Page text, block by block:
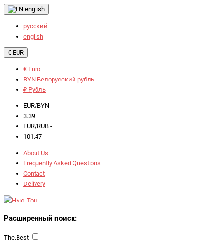
english
русский
english
€ EUR
€ Euro
BYN Белорусский рубль
₽ Рубль
EUR/BYN -
3.39
EUR/RUB -
101.47
About Us
Frequently Asked Questions
Contact
Delivery
Расширенный поиск:
The.Best